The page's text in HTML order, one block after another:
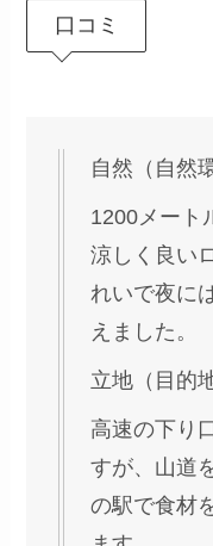
口コミ
自然（自然
1200メート
涼しく良い
れいで夜に
えました。
立地（目的
高速の下り
すが、山道
の駅で食材